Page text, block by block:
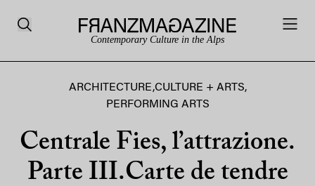
Contemporary Culture in the Alps
ARCHITECTURE,CULTURE + ARTS,
PERFORMING ARTS
Centrale Fies, l’attrazione.
Parte III.Carte de tendre